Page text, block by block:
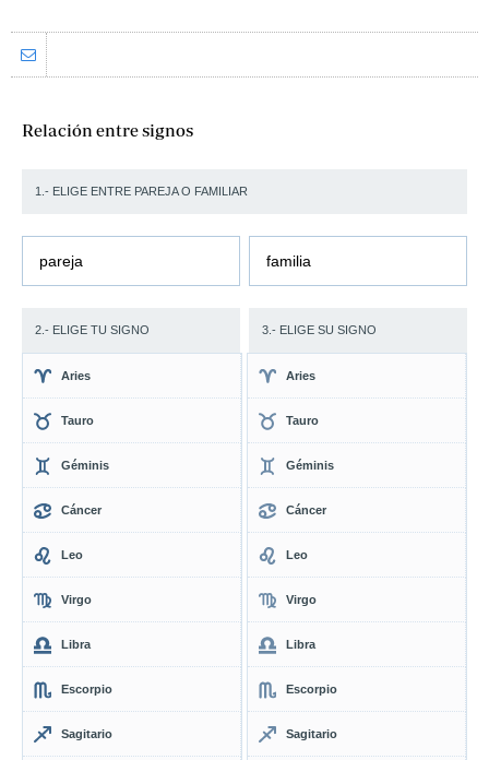
Relación entre signos
1.- ELIGE ENTRE PAREJA O FAMILIAR
pareja familia
2.- ELIGE TU SIGNO 3.- ELIGE SU SIGNO
Aries
Tauro
Géminis
Cáncer
Leo
Virgo
Libra
Escorpio
Sagitario
Aries
Tauro
Géminis
Cáncer
Leo
Virgo
Libra
Escorpio
Sagitario